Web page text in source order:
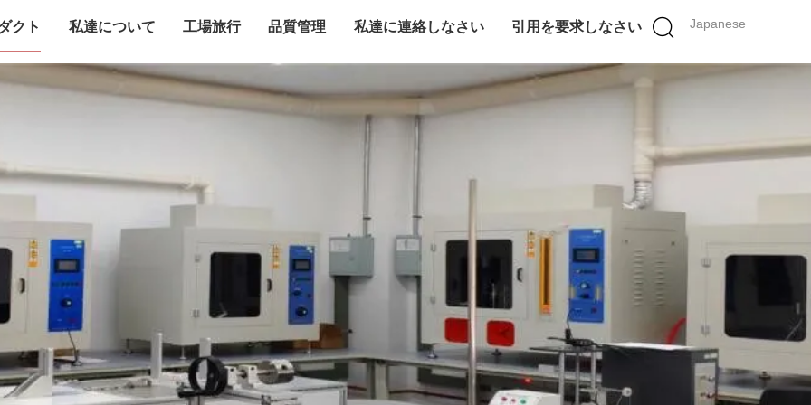
Japanese
クト 私達について 工場旅行 品質管理 私達に連絡しなさい 引用を要求しなさい